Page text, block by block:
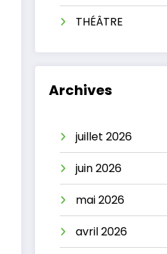
THÉÂTRE
Archives
juillet 2026
juin 2026
mai 2026
avril 2026